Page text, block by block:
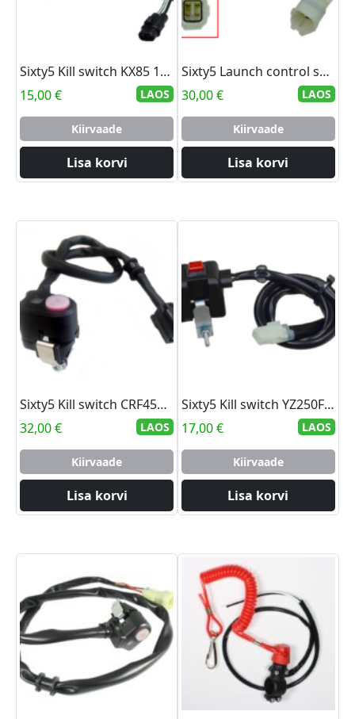
Sixty5 Kill switch KX85 14-18 KX250F 06-16 KX450F 06-15
15,00€ LAOS
Kiirvaade
Lisa korvi
Sixty5 Launch control switch KX250F 13-18 KX450F 12-18
30,00€ LAOS
Kiirvaade
Lisa korvi
Sixty5 Kill switch CRF450R 13-14
32,00€ LAOS
Kiirvaade
Lisa korvi
Sixty5 Kill switch YZ250F/450F 14-21 WR250F 15-21 WR450F 16-21
17,00€ LAOS
Kiirvaade
Lisa korvi